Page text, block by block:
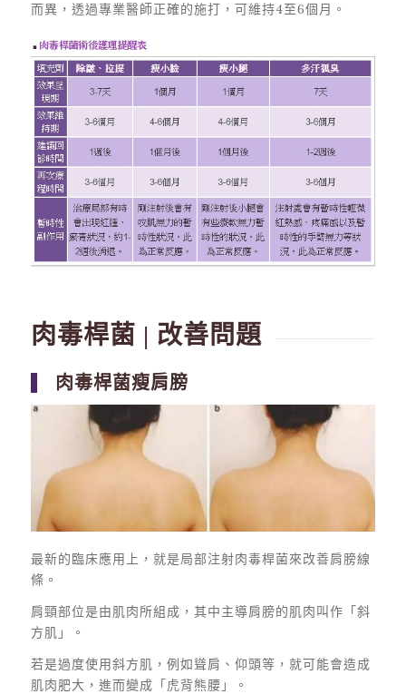
而異，透過專業醫師正確的施打，可維持4至6個月。
肉毒桿菌 | 改善問題
肉毒桿菌瘦肩膀
最新的臨床應用上，就是局部注射肉毒桿菌來改善肩膀線
條。
肩頸部位是由肌肉所組成，其中主導肩膀的肌肉叫作「斜
方肌」。
若是過度使用斜方肌，例如聳肩、仰頭等，就可能會造成
肌肉肥大，進而變成「虎背熊腰」。